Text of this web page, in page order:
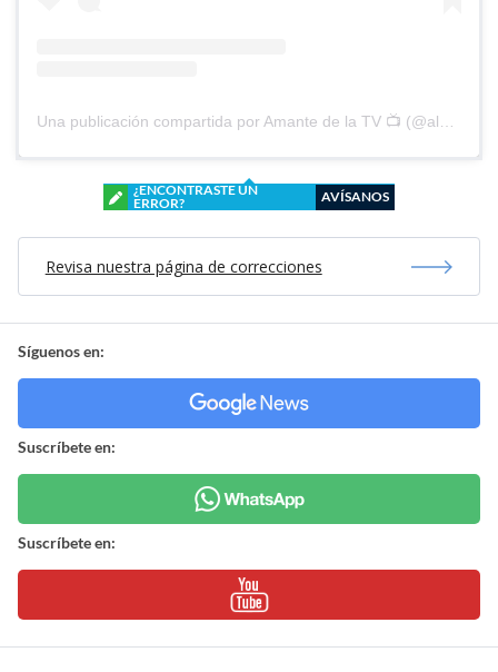
Una publicación compartida por Amante de la TV 📺 (@alguien_te_observa)
¿ENCONTRASTE UN
ERROR?
AVÍSANOS
Revisa nuestra página de correcciones
Síguenos en:
Suscríbete en:
Suscríbete en: